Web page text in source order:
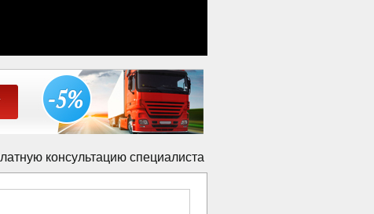
консультацию специалиста